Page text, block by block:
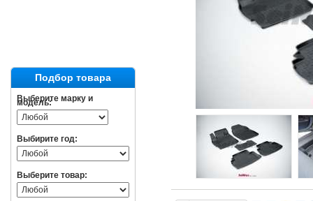
Подбор товара
Выберите марку и
модель:
Выбирите год:
Выберите товар: